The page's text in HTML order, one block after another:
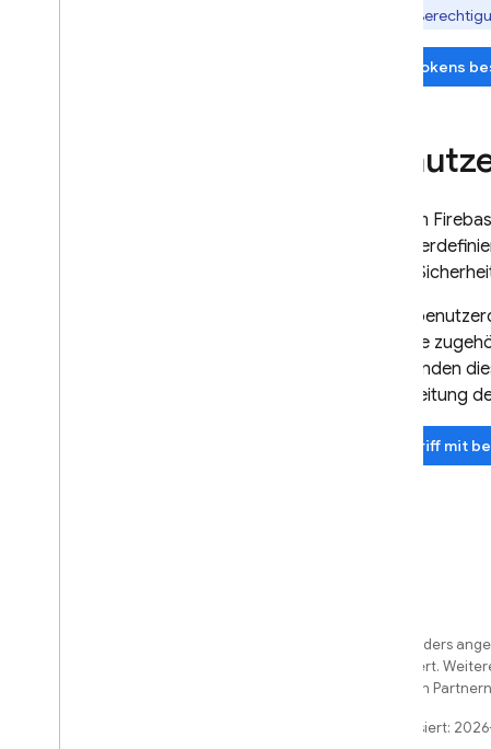
um die
ID-Tokens
Mit dem
in den
Wenn
über die
zum Senden
Verarbeitung
Zugriff mit
Sofern nicht anders
lizenziert.
und/oder seinen
Zuletzt aktualisiert: